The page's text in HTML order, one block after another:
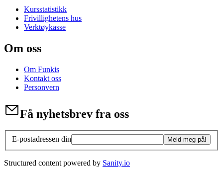
Kursstatistikk
Frivillighetens hus
Verktøykasse
Om oss
Om Funkis
Kontakt oss
Personvern
Få nyhetsbrev fra oss
E-postadressen din Meld meg på!
Structured content powered by Sanity.io